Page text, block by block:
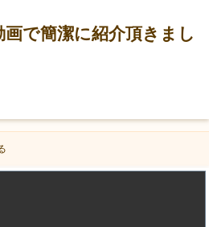
画で簡潔に紹介頂きまし